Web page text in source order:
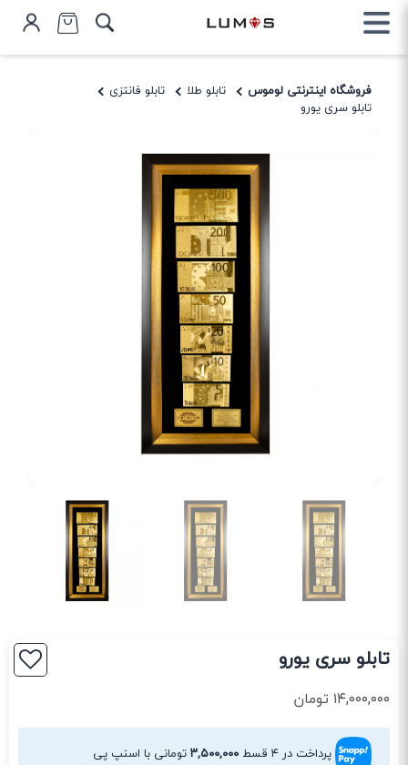
فروشگاه اینترنتی لوموس تابلو طلا
تابلو فانتزی
تابلو سری یورو
تابلو سری یورو
۱۴,۰۰۰,۰۰۰ تومان
پرداخت در ۴ قسط ۳,۵۰۰,۰۰۰تومانی با اسنپ پی